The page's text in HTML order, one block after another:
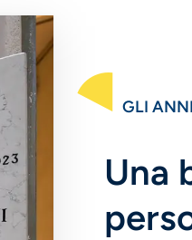
GLI
Una